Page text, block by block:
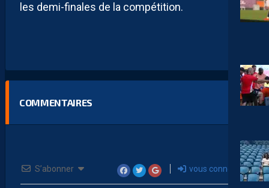
les demi-finales de la compétition.
COMMENTAIRES
S’abonner vous connecter